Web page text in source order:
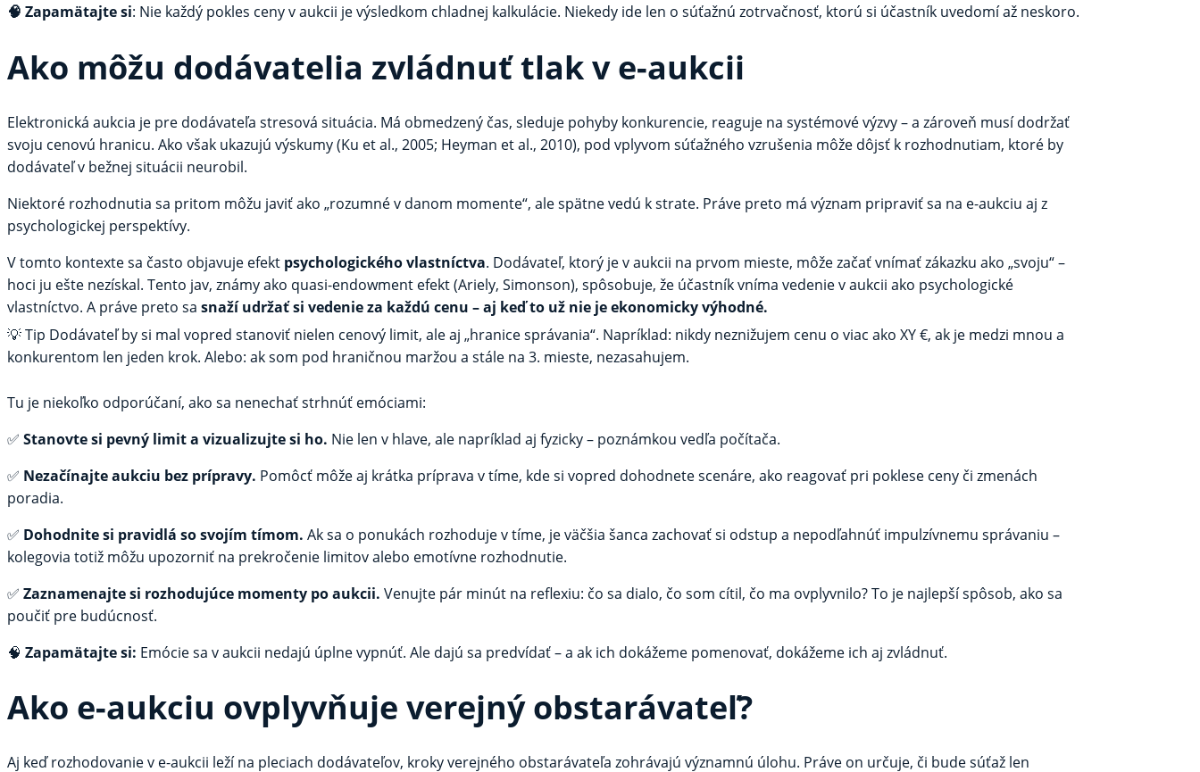
🧠 Zapamätajte si: Nie každý pokles ceny v aukcii je výsledkom chladnej kalkulácie. Niekedy ide len o súťažnú zotrvačnosť, ktorú si účastník uvedomí až neskoro.
Ako môžu dodávatelia zvládnuť tlak v e-aukcii
Elektronická aukcia je pre dodávateľa stresová situácia. Má obmedzený čas, sleduje pohyby konkurencie, reaguje na systémové výzvy – a zároveň musí dodržať
svoju cenovú hranicu. Ako však ukazujú výskumy (Ku et al., 2005; Heyman et al., 2010), pod vplyvom súťažného vzrušenia môže dôjsť k rozhodnutiam, ktoré by
dodávateľ v bežnej situácii neurobil.
Niektoré rozhodnutia sa pritom môžu javiť ako „rozumné v danom momente“, ale spätne vedú k strate. Práve preto má význam pripraviť sa na e-aukciu aj z
psychologickej perspektívy.
V tomto kontexte sa často objavuje efekt psychologického vlastníctva. Dodávateľ, ktorý je v aukcii na prvom mieste, môže začať vnímať zákazku ako „svoju“ –
hoci ju ešte nezískal. Tento jav, známy ako quasi-endowment efekt (Ariely, Simonson), spôsobuje, že účastník vníma vedenie v aukcii ako psychologické
vlastníctvo. A práve preto sa snaží udržať si vedenie za každú cenu – aj keď to už nie je ekonomicky výhodné.
💡 Tip Dodávateľ by si mal vopred stanoviť nielen cenový limit, ale aj „hranice správania“. Napríklad: nikdy neznižujem cenu o viac ako XY €, ak je medzi mnou a
konkurentom len jeden krok. Alebo: ak som pod hraničnou maržou a stále na 3. mieste, nezasahujem.
Tu je niekoľko odporúčaní, ako sa nenechať strhnúť emóciami:
✅ Stanovte si pevný limit a vizualizujte si ho. Nie len v hlave, ale napríklad aj fyzicky – poznámkou vedľa počítača.
✅ Nezačínajte aukciu bez prípravy. Pomôcť môže aj krátka príprava v tíme, kde si vopred dohodnete scenáre, ako reagovať pri poklese ceny či zmenách
poradia.
✅ Dohodnite si pravidlá so svojím tímom. Ak sa o ponukách rozhoduje v tíme, je väčšia šanca zachovať si odstup a nepodľahnúť impulzívnemu správaniu –
kolegovia totiž môžu upozorniť na prekročenie limitov alebo emotívne rozhodnutie.
✅ Zaznamenajte si rozhodujúce momenty po aukcii. Venujte pár minút na reflexiu: čo sa dialo, čo som cítil, čo ma ovplyvnilo? To je najlepší spôsob, ako sa
poučiť pre budúcnosť.
🧠 Zapamätajte si: Emócie sa v aukcii nedajú úplne vypnúť. Ale dajú sa predvídať – a ak ich dokážeme pomenovať, dokážeme ich aj zvládnuť.
Ako e-aukciu ovplyvňuje verejný obstarávateľ?
Aj keď rozhodovanie v e-aukcii leží na pleciach dodávateľov, kroky verejného obstarávateľa zohrávajú významnú úlohu. Práve on určuje, či bude súťaž len